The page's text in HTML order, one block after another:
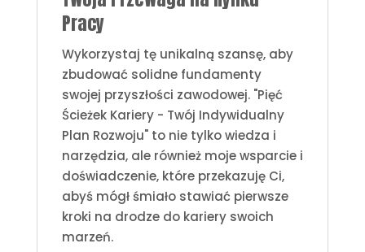
Pracy
Wykorzystaj tę unikalną szansę, aby
zbudować solidne fundamenty
swojej przyszłości zawodowej. "Pięć
Ścieżek Kariery - Twój Indywidualny
Plan Rozwoju" to nie tylko wiedza i
narzędzia, ale również moje wsparcie i
doświadczenie, które przekazuję Ci,
abyś mógł śmiało stawiać pierwsze
kroki na drodze do kariery swoich
marzeń.